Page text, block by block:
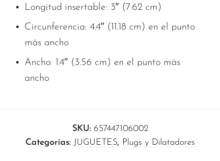
Longitud insertable: 3″ (7.62 cm)
Circunferencia: 4.4″ (11.18 cm) en el punto
más ancho
Ancho: 1.4″ (3.56 cm) en el punto más
ancho
SKU: 657447106002
Categorías: JUGUETES, Plugs y Dilatadores